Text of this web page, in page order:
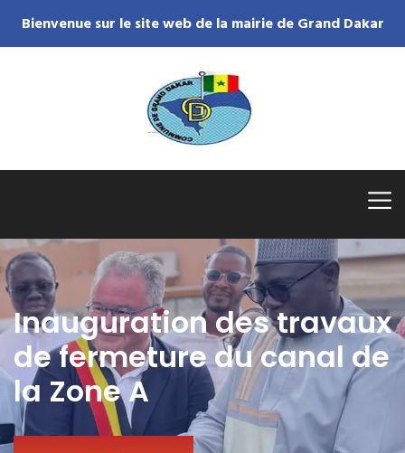
Bienvenue sur le site web de la mairie de Grand Dakar
Inauguration des travaux
de fermeture du canal de
la Zone A